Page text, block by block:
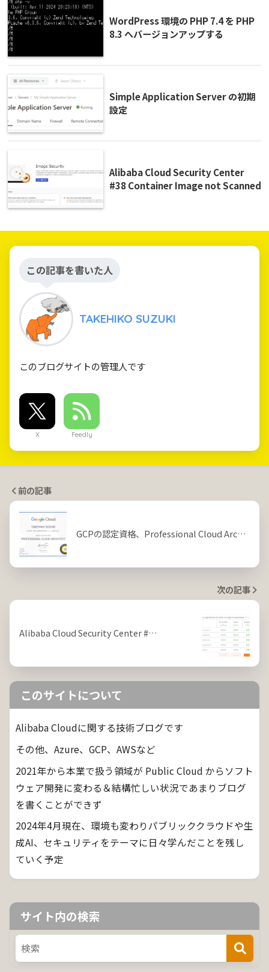
WordPress 環境の PHP 7.4 を PHP
8.3 へバージョンアップする
Simple Application Server の初期
設定
Alibaba Cloud Security Center
#38 Container Image not Scanned
この記事を書いた人
TAKEHIKO SUZUKI
このブログサイトの管理人です
X Feedly
前の記事
GCPの認定資格、Professional Cloud Arc…
次の記事
Alibaba Cloud Security Center #…
このサイトについて
Alibaba Cloudに関する技術ブログです
その他、Azure、GCP、AWSなど
2021年から本業で扱う領域が Public Cloud からソフト
ウェア開発に変わる＆結構忙しい状況であまりブログ
を書くことができず
2024年4月現在、環境も変わりパブリッククラウドや生
成AI、セキュリティをテーマに日々学んだことを残し
ていく予定
サイト内の検索